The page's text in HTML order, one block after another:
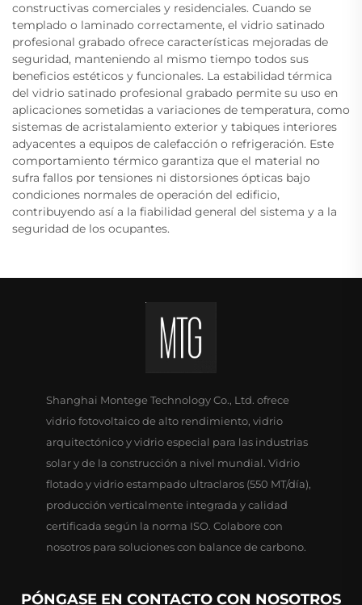
constructivas comerciales y residenciales. Cuando se
templado o laminado correctamente, el vidrio satinado
profesional grabado ofrece características mejoradas de
seguridad, manteniendo al mismo tiempo todos sus
beneficios estéticos y funcionales. La estabilidad térmica
del vidrio satinado profesional grabado permite su uso en
aplicaciones sometidas a variaciones de temperatura, como
sistemas de acristalamiento exterior y tabiques interiores
adyacentes a equipos de calefacción o refrigeración. Este
comportamiento térmico garantiza que el material no
sufra fallos por tensiones ni distorsiones ópticas bajo
condiciones normales de operación del edificio,
contribuyendo así a la fiabilidad general del sistema y a la
seguridad de los ocupantes.
Shanghai Montege Technology Co., Ltd. ofrece
vidrio fotovoltaico de alto rendimiento, vidrio
arquitectónico y vidrio especial para las industrias
solar y de la construcción a nivel mundial. Vidrio
flotado y vidrio estampado ultraclaros (550 MT/día),
producción verticalmente integrada y calidad
certificada según la norma ISO. Colabore con
nosotros para soluciones con balance de carbono.
PÓNGASE EN CONTACTO CON NOSOTROS